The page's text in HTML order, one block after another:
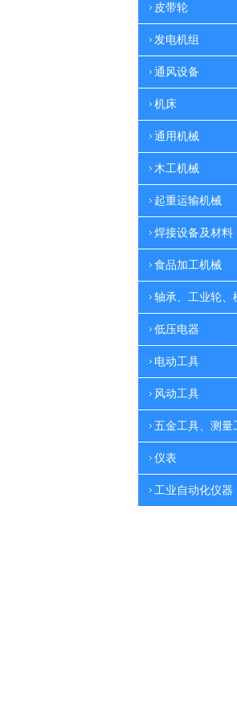
皮带轮
发电机组
通风设备
机床
通用机械
木工机械
起重运输机械
焊接设备及材料
食品加工机械
轴承、工业轮、
低压电器
电动工具
风动工具
五金工具、测量
仪表
工业自动化仪器